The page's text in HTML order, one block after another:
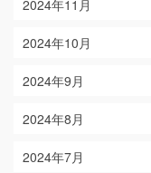
2024年11月
2024年10月
2024年9月
2024年8月
2024年7月